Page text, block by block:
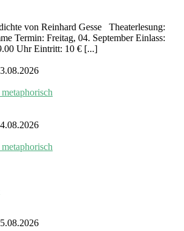
von Reinhard Gesse Theaterlesung:
Termin: Freitag, 04. September Einlass:
Uhr Eintritt: 10 € [...]